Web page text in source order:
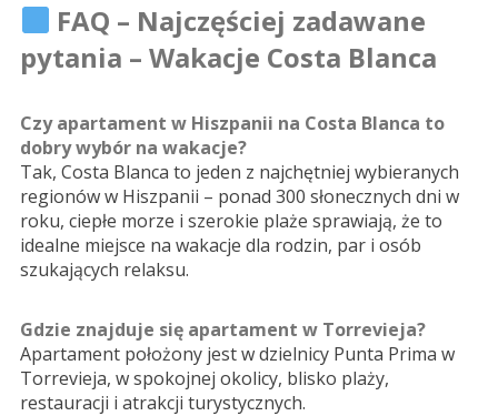
FAQ – Najczęściej zadawane
pytania – Wakacje Costa Blanca
Czy apartament w Hiszpanii na Costa Blanca to
dobry wybór na wakacje?
Tak, Costa Blanca to jeden z najchętniej wybieranych
regionów w Hiszpanii – ponad 300 słonecznych dni w
roku, ciepłe morze i szerokie plaże sprawiają, że to
idealne miejsce na wakacje dla rodzin, par i osób
szukających relaksu.
Gdzie znajduje się apartament w Torrevieja?
Apartament położony jest w dzielnicy Punta Prima w
Torrevieja, w spokojnej okolicy, blisko plaży,
restauracji i atrakcji turystycznych.